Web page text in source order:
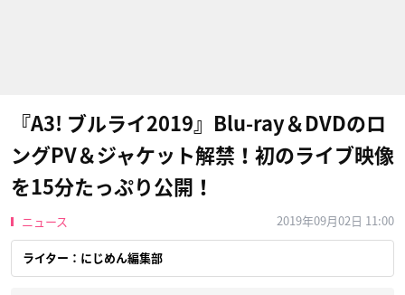
『A3! ブルライ2019』Blu-ray＆DVDのロ
ングPV＆ジャケット解禁！初のライブ映像
を15分たっぷり公開！
ニュース 2019年09月02日 11:00
ライター：にじめん編集部